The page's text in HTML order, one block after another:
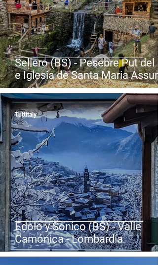
Sellero (BS) - Pesebre Put del
e Iglesia de Santa Maria
- Valle Camónica - Lombardía
Edolo y Sonico (BS) - Valle
Camónica - Lombardía
Tuttitaly